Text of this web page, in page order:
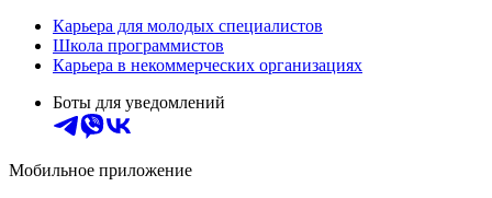
Карьера для молодых специалистов
Школа программистов
Карьера в некоммерческих организациях
Боты для уведомлений
Мобильное приложение